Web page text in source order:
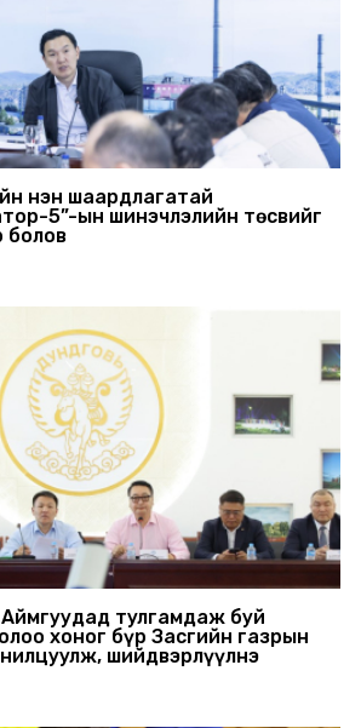
нэн шаардлагатай
5”-ын шинэчлэлийн төсвийг
болов
тулгамдаж буй
хоног бүр Засгийн газрын
шийдвэрлүүлнэ